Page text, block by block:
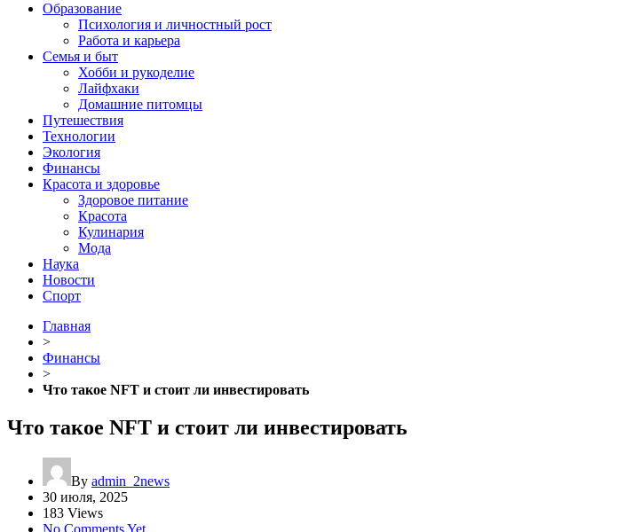
Образование
Психология и личностный рост
Работа и карьера
Семья и быт
Хобби и рукоделие
Лайфхаки
Домашние питомцы
Путешествия
Технологии
Экология
Финансы
Красота и здоровье
Здоровое питание
Красота
Кулинария
Мода
Наука
Новости
Спорт
Главная
>
Финансы
>
Что такое NFT и стоит ли инвестировать
Что такое NFT и стоит ли инвестировать
By admin_2news
30 июля, 2025
183 Views
No Comments Yet